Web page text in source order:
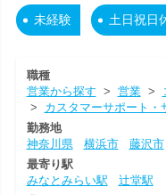
未経験 土日祝日
職種
営業から探す > 営業>
> カスタマーサポート・
勤務地
神奈川県
横浜市
藤沢市
最寄り駅
みなとみらい駅
辻堂駅